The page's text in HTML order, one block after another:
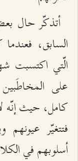
أتذكّر حال
السابق،
الّتي اكتسبت
على
كامل، حيث إنّه
فتتغيّر
أسلوبهم في